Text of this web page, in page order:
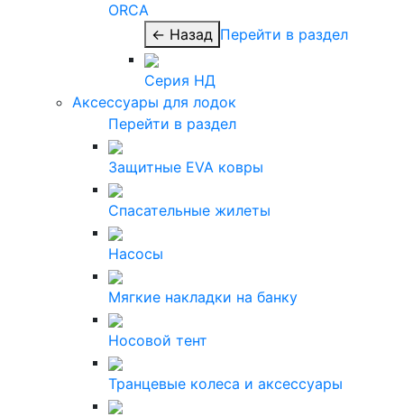
ORCA
← Назад Перейти в раздел
Серия НД
Аксессуары для лодок
Перейти в раздел
Защитные EVA ковры
Спасательные жилеты
Насосы
Мягкие накладки на банку
Носовой тент
Транцевые колеса и аксессуары